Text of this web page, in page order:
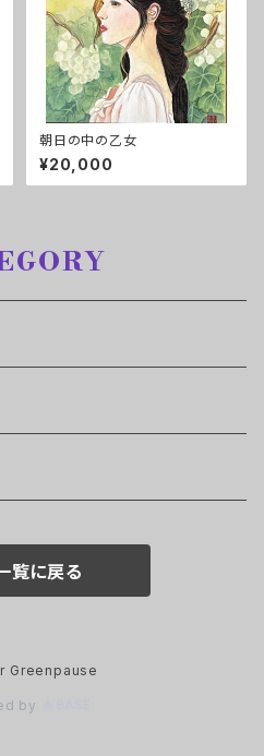
朝日の中の乙女
¥20,000
覧に戻る
Greenpause
by